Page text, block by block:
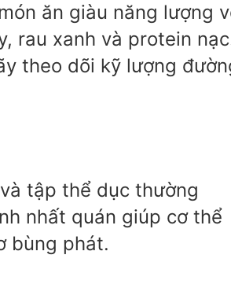
ăn giàu năng lượng
rau xanh và protein
theo dõi kỹ lượng
tập thể dục thường
nhất quán giúp cơ thể
bùng phát.